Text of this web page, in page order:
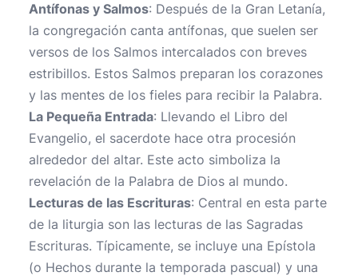
Antífonas y Salmos: Después de la Gran Letanía,
la congregación canta antífonas, que suelen ser
versos de los Salmos intercalados con breves
estribillos. Estos Salmos preparan los corazones
y las mentes de los fieles para recibir la Palabra.
La Pequeña Entrada: Llevando el Libro del
Evangelio, el sacerdote hace otra procesión
alrededor del altar. Este acto simboliza la
revelación de la Palabra de Dios al mundo.
Lecturas de las Escrituras: Central en esta parte
de la liturgia son las lecturas de las Sagradas
Escrituras. Típicamente, se incluye una Epístola
(o Hechos durante la temporada pascual) y una